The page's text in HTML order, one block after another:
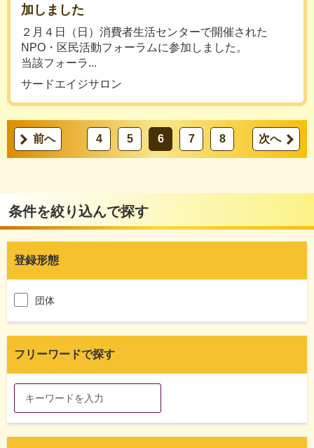
加しました
２月４日（日）消費者生活センターで開催された
NPO・区民活動フォーラムに参加しました。
当該フォーラ...
サードエイジサロン
前へ 4 5 6 7 8 次へ
条件を絞り込んで探す
登録形態
団体
フリーワードで探す